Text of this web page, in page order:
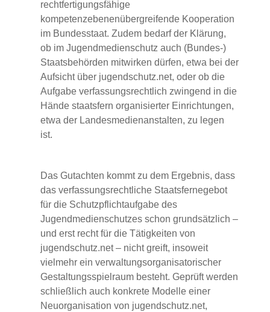
rechtfertigungsfähige
kompetenzebenenübergreifende Kooperation
im Bundesstaat. Zudem bedarf der Klärung,
ob im Jugendmedienschutz auch (Bundes-)
Staatsbehörden mitwirken dürfen, etwa bei der
Aufsicht über jugendschutz.net, oder ob die
Aufgabe verfassungsrechtlich zwingend in die
Hände staatsfern organisierter Einrichtungen,
etwa der Landesmedienanstalten, zu legen
ist.
Das Gutachten kommt zu dem Ergebnis, dass
das verfassungsrechtliche Staatsfernegebot
für die Schutzpflichtaufgabe des
Jugendmedienschutzes schon grundsätzlich –
und erst recht für die Tätigkeiten von
jugendschutz.net – nicht greift, insoweit
vielmehr ein verwaltungsorganisatorischer
Gestaltungsspielraum besteht. Geprüft werden
schließlich auch konkrete Modelle einer
Neuorganisation von jugendschutz.net,